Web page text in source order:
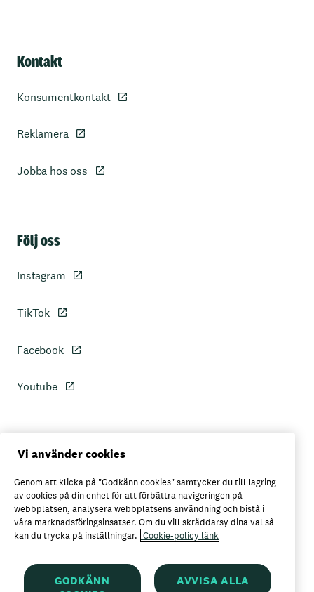
Kontakt
Konsumentkontakt
Reklamera
Jobba hos oss
Följ oss
Instagram
TikTok
Facebook
Youtube
Personuppgiftspolicy
Axfoods integritetspolicy
Här kan du köpa Garant
Vi använder cookies
Genom att klicka på "Godkänn cookies" samtycker du till lagring
av cookies på din enhet för att förbättra navigeringen på
webbplatsen, analysera webbplatsens användning och bistå i
våra marknadsföringsinsatser. Om du vill skräddarsy dina val så
kan du trycka på inställningar. Cookie-policy länk
GODKÄNN
AVVISA ALLA